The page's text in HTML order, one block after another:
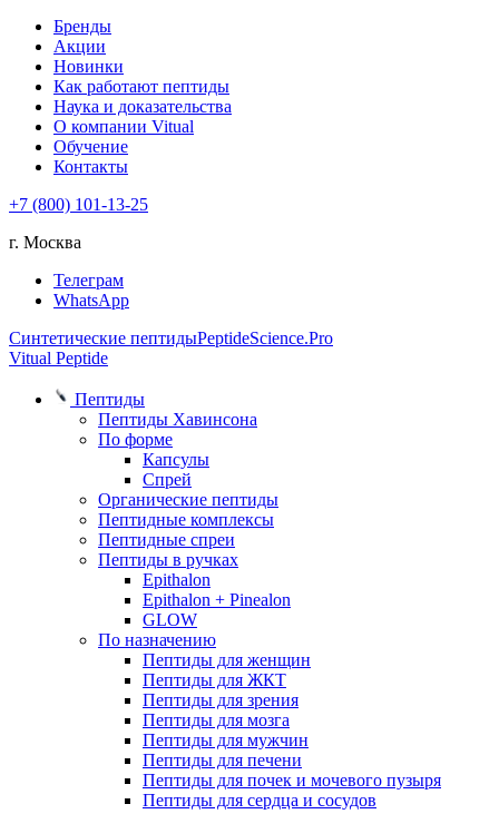
Бренды
Акции
Новинки
Как работают пептиды
Наука и доказательства
О компании Vitual
Обучение
Контакты
+7 (800) 101-13-25
г. Москва
Телеграм
WhatsApp
Синтетические пептидыPeptideScience.Pro
Vitual Peptide
Пептиды
Пептиды Хавинсона
По форме
Капсулы
Спрей
Органические пептиды
Пептидные комплексы
Пептидные спреи
Пептиды в ручках
Epithalon
Epithalon + Pinealon
GLOW
По назначению
Пептиды для женщин
Пептиды для ЖКТ
Пептиды для зрения
Пептиды для мозга
Пептиды для мужчин
Пептиды для печени
Пептиды для почек и мочевого пузыря
Пептиды для сердца и сосудов